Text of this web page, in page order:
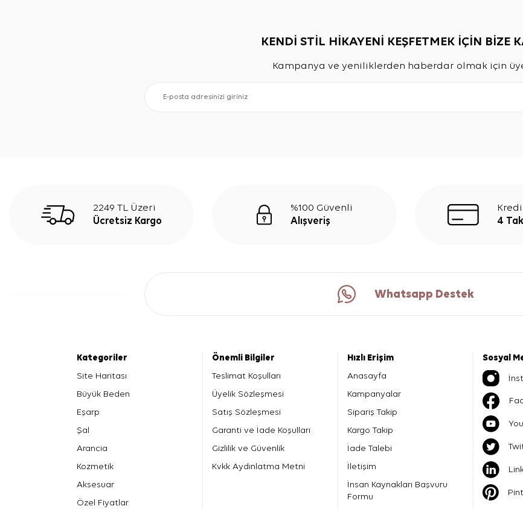
KENDİ STİL HİKAYENİ KEŞFETMEK İÇİN BİZE
Kampanya ve yeniliklerden haberdar olmak için
2249 TL Üzeri
Ücretsiz Kargo
%100 Güvenli
Alışveriş
4
Whatsapp Destek
Kategoriler
Site Haritası
Büyük Beden
Eşarp
Şal
Arancia
Kozmetik
Aksesuar
Özel Fiyatlar
Önemli Bilgiler
Teslimat Koşulları
Üyelik Sözleşmesi
Satış Sözleşmesi
Garanti ve İade Koşulları
Gizlilik ve Güvenlik
Kvkk Aydınlatma Metni
Hızlı Erişim
Anasayfa
Kampanyalar
Sipariş Takip
Kargo Takip
İade Talebi
İletişim
İnsan Kaynakları Başvuru
Formu
Sosyal